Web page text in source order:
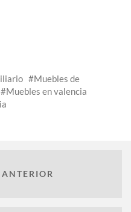
Muebles de
Muebles en valencia